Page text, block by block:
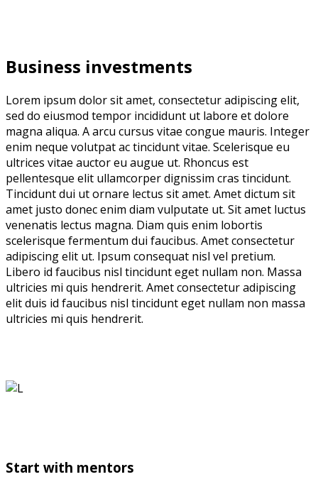
Business investments
Lorem ipsum dolor sit amet, consectetur adipiscing elit,
sed do eiusmod tempor incididunt ut labore et dolore
magna aliqua. A arcu cursus vitae congue mauris. Integer
enim neque volutpat ac tincidunt vitae. Scelerisque eu
ultrices vitae auctor eu augue ut. Rhoncus est
pellentesque elit ullamcorper dignissim cras tincidunt.
Tincidunt dui ut ornare lectus sit amet. Amet dictum sit
amet justo donec enim diam vulputate ut. Sit amet luctus
venenatis lectus magna. Diam quis enim lobortis
scelerisque fermentum dui faucibus. Amet consectetur
adipiscing elit ut. Ipsum consequat nisl vel pretium.
Libero id faucibus nisl tincidunt eget nullam non. Massa
ultricies mi quis hendrerit. Amet consectetur adipiscing
elit duis id faucibus nisl tincidunt eget nullam non massa
ultricies mi quis hendrerit.
Start with mentors